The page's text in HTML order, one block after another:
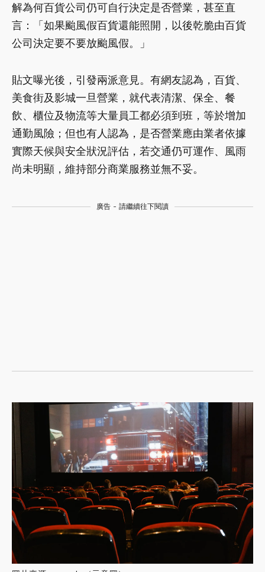
解為何百貨公司仍可自行決定是否營業，甚至直
言：「如果颱風假百貨還能照開，以後乾脆由百貨
公司決定要不要放颱風假。」
貼文曝光後，引發兩派意見。有網友認為，百貨、
美食街及影城一旦營業，就代表清潔、保全、餐
飲、櫃位及物流等大量員工都必須到班，等於增加
通勤風險；但也有人認為，是否營業應由業者依據
實際天候與安全狀況評估，若交通仍可運作、風雨
尚未明顯，維持部分商業服務並無不妥。
廣告 - 請繼續往下閱讀